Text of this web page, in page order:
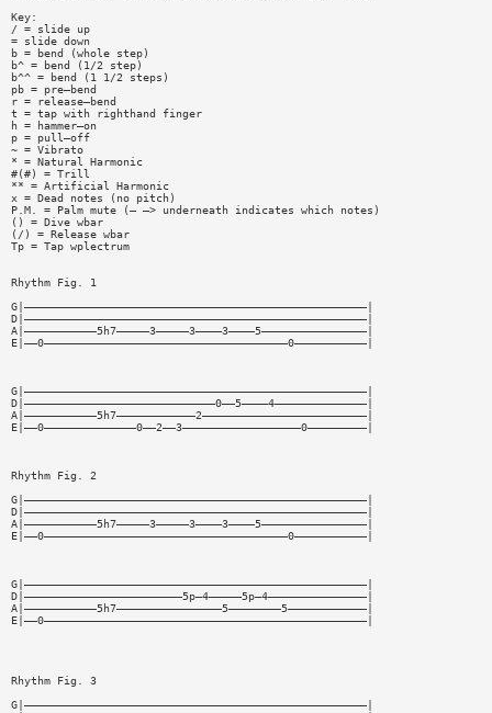
Key:
/ = slide up
= slide down
b = bend (whole step)
b^ = bend (1/2 step)
b^^ = bend (1 1/2 steps)
pb = pre—bend
r = release—bend
t = tap with righthand finger
h = hammer—on
p = pull—off
~ = Vibrato
* = Natural Harmonic
#(#) = Trill
** = Artificial Harmonic
x = Dead notes (no pitch)
P.M. = Palm mute (— —> underneath indicates which notes)
() = Dive wbar
(/) = Release wbar
Tp = Tap wplectrum
Rhythm Fig. 1
G|————————————————————————————————————————————————————|
D|————————————————————————————————————————————————————|
A|———————————5h7—————3—————3————3————5————————————————|
E|——0—————————————————————————————————————0———————————|
G|————————————————————————————————————————————————————|
D|—————————————————————————————0——5————4——————————————|
A|———————————5h7————————————2—————————————————————————|
E|——0——————————————0——2——3——————————————————0—————————|
Rhythm Fig. 2
G|————————————————————————————————————————————————————|
D|————————————————————————————————————————————————————|
A|———————————5h7—————3—————3————3————5————————————————|
E|——0—————————————————————————————————————0———————————|
G|————————————————————————————————————————————————————|
D|————————————————————————5p—4—————5p—4———————————————|
A|———————————5h7————————————————5————————5————————————|
E|——0—————————————————————————————————————————————————|
Rhythm Fig. 3
G|————————————————————————————————————————————————————|